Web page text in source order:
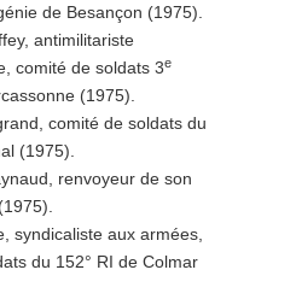
de Besançon (1975).
antimilitariste
comité de soldats 3e
(1975).
comité de soldats du
(1975).
renvoyeur de son
syndicaliste aux armées,
du 152° RI de Colmar